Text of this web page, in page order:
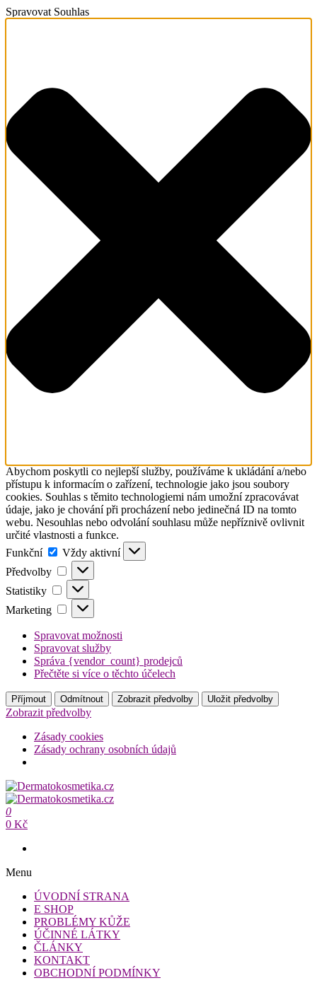
Spravovat Souhlas
Abychom poskytli co nejlepší služby, používáme k ukládání a/nebo
přístupu k informacím o zařízení, technologie jako jsou soubory
cookies. Souhlas s těmito technologiemi nám umožní zpracovávat
údaje, jako je chování při procházení nebo jedinečná ID na tomto
webu. Nesouhlas nebo odvolání souhlasu může nepříznivě ovlivnit
určité vlastnosti a funkce.
Funkční
Funkční
Vždy aktivní
Předvolby
Předvolby
Statistiky Statistiky
Marketing Marketing
Spravovat možnosti
Spravovat služby
Správa {vendor_count} prodejců
Přečtěte si více o těchto účelech
Příjmout Odmítnout Zobrazit předvolby Uložit předvolby
Zobrazit předvolby
Zásady cookies
Zásady ochrany osobních údajů
Přeskočit
na
obsah
Dermatokosmetika.cz
Dermatokosmetika.cz
0
0 Kč
Menu
ÚVODNÍ STRANA
E SHOP
PROBLÉMY KŮŽE
ÚČINNÉ LÁTKY
ČLÁNKY
KONTAKT
OBCHODNÍ PODMÍNKY